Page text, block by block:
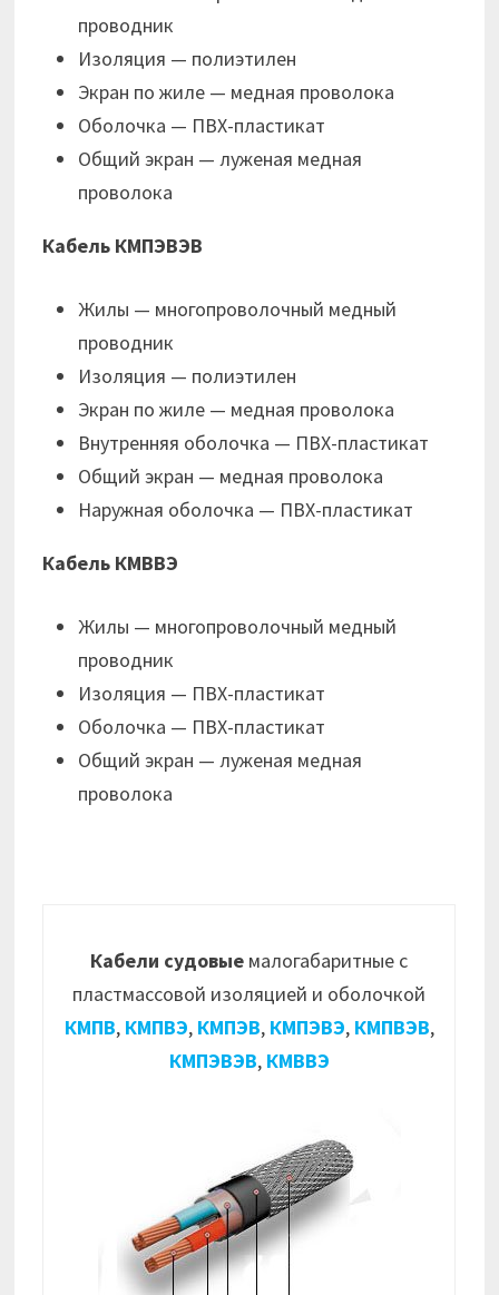
проводник
Изоляция — полиэтилен
Экран по жиле — медная проволока
Оболочка — ПВХ-пластикат
Общий экран — луженая медная
проволока
Кабель КМПЭВЭВ
Жилы — многопроволочный медный
проводник
Изоляция — полиэтилен
Экран по жиле — медная проволока
Внутренняя оболочка — ПВХ-пластикат
Общий экран — медная проволока
Наружная оболочка — ПВХ-пластикат
Кабель КМВВЭ
Жилы — многопроволочный медный
проводник
Изоляция — ПВХ-пластикат
Оболочка — ПВХ-пластикат
Общий экран — луженая медная
проволока
Кабели судовые малогабаритные с
пластмассовой изоляцией и оболочкой
КМПВ, КМПВЭ, КМПЭВ, КМПЭВЭ, КМПВЭВ,
КМПЭВЭВ, КМВВЭ